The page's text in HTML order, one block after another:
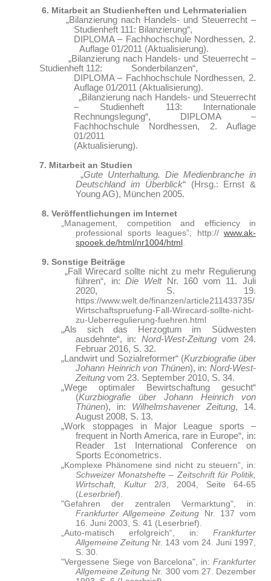
6. Mitarbeit an Studienheften und Lehrmaterialien
„Bilanzierung nach Handels- und Steuerrecht –
Studienheft 111: Bilanzierung“,
DIPLOMA – Fachhochschule Nordhessen, 2.
Auflage 01/2011 (Aktualisierung).
„Bilanzierung nach Handels- und Steuerrecht –
Studienheft 112: Sonderbilanzen“,
DIPLOMA – Fachhochschule Nordhessen, 2.
Auflage 01/2011 (Aktualisierung).
„Bilanzierung nach Handels- und Steuerrecht
– Studienheft 113: Internationale
Rechnungslegung“, DIPLOMA –
Fachhochschule Nordhessen, 2. Auflage
01/2011
(Aktualisierung).
7. Mitarbeit an Studien
„Gute Unterhaltung. Die Medienbranche in
Deutschland im Überblick“ (Hrsg.: Ernst &
Young AG), München 2005.
8. Veröffentlichungen im Internet
„Management, competition and efficiency in
professional sports leagues”; http:// www.ak-
spooek.de/html/nr1004/html
9. Sonstige Beiträge
„Fall Wirecard sollte nicht zu mehr Regulierung
führen“, in:Die WeltNr. 160 vom 11. Juli
2020, S. 19.
https://www.welt.de/finanzen/article211433735/
Wirtschaftspruefung-Fall-Wirecard-sollte-nicht-
zu-Ueberregulierung-fuehren.html
„Als sich das Herzogtum im Südwesten
ausdehnte“, in: Nord-West-Zeitungvom 24.
Februar 2016, S. 32.
„Landwirt und Sozialreformer“ (Kurzbiografie über
Johann Heinrich von Thünen), in:Nord-West-
Zeitung vom 23. September 2010, S. 34.
„Wege optimaler Bewirtschaftung gesucht“
(Kurzbiografie über Johann Heinrich von
Thünen), in: Wilhelmshavener Zeitung, 14.
August 2008, S. 13.
„Work stoppages in Major League sports –
frequent in North America, rare in Europe“, in:
Reader 1st International Conference on
Sports Econometrics.
„Komplexe Phänomene sind nicht zu steuern“, in:
Schweizer Monatshefte – Zeitschrift für Politik,
Wirtschaft, Kultur 2/3, 2004, Seite 64-65
(Leserbrief).
"Gefahren der zentralen Vermarktung", in:
Frankfurter Allgemeine Zeitung Nr. 137 vom
16. Juni 2003, S. 41 (Leserbrief).
„Auto-matisch erfolgreich“, in: Frankfurter
Allgemeine Zeitung Nr. 143 vom 24. Juni 1997,
S. 30.
"Vergessene Siege von Barcelona", in: Frankfurter
Allgemeine Zeitung Nr. 300 vom 27. Dezember